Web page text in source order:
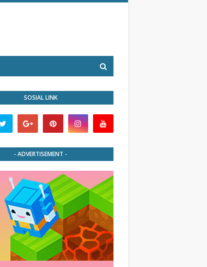
SOSIAL LINK
- ADVERTISEMENT -